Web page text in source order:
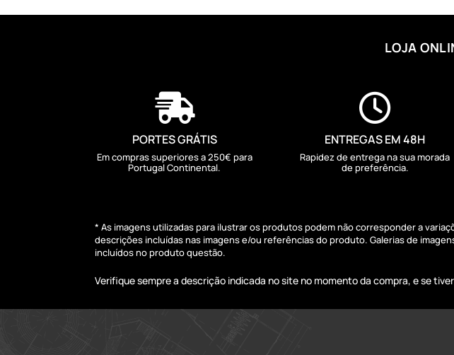
LOJA

PORTES GRÁTIS
Em compras superiores a 250€ para
Portugal Continental.

ENTREGAS EM 48H
Rapidez de entrega na sua morada
de preferência.
* As imagens utilizadas para ilustrar os produtos podem não corresponder a
descrições incluídas nas imagens e/ou referências do produto. Galerias de
incluídos no produto questão.
Verifique sempre a descrição indicada no site no momento da compra, e se